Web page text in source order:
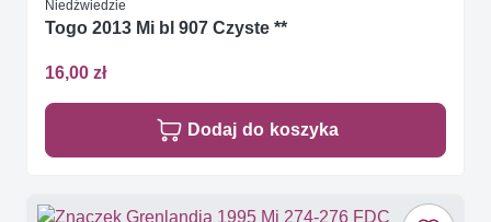
Niedźwiedzie
Togo 2013 Mi bl 907 Czyste **
16,00 zł
Dodaj do koszyka